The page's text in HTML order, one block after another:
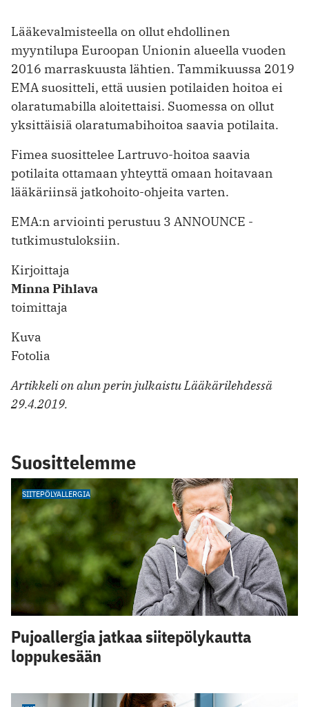
Lääkevalmisteella on ollut ehdollinen
myyntilupa Euroopan Unionin alueella vuoden
2016 marraskuusta lähtien. Tammikuussa 2019
EMA suositteli, että uusien potilaiden hoitoa ei
olaratumabilla aloitettaisi. Suomessa on ollut
yksittäisiä olaratumabihoitoa saavia potilaita.
Fimea suosittelee Lartruvo-hoitoa saavia
potilaita ottamaan yhteyttä omaan hoitavaan
lääkäriinsä jatkohoito-ohjeita varten.
EMA:n arviointi perustuu 3 ANNOUNCE -
tutkimustuloksiin.
Kirjoittaja
Minna Pihlava
toimittaja
Kuva
Fotolia
Artikkeli on alun perin julkaistu Lääkärilehdessä
29.4.2019.
Suosittelemme
SIITEPÖLYALLERGIA
Pujoallergia jatkaa siitepölykautta
loppukesään